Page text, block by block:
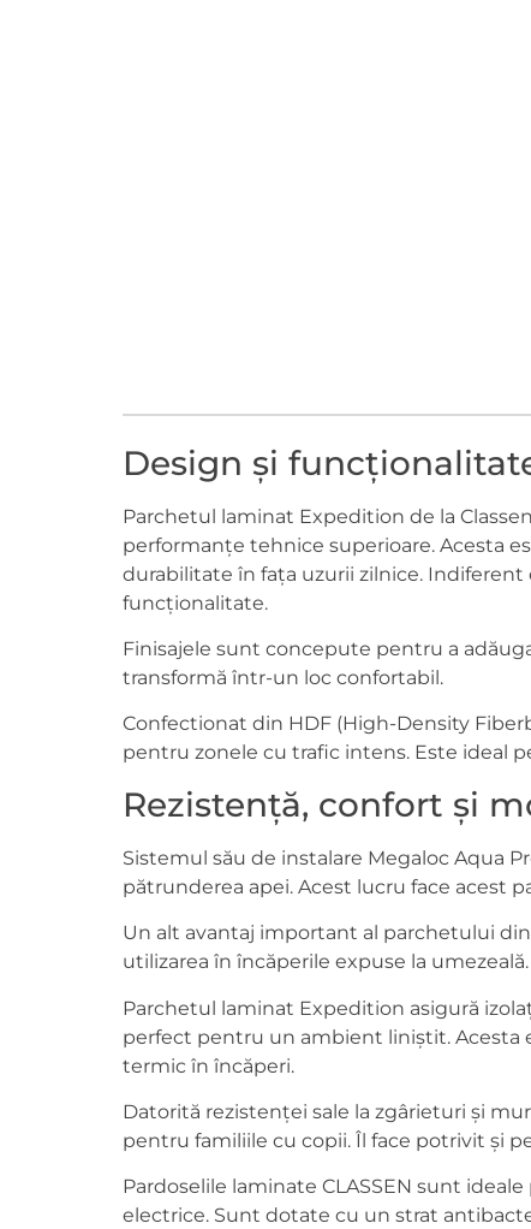
Design și
Parchetul laminat Expedition de la
performanțe tehnice superioare. Acesta
durabilitate în fața uzurii zilnice.
funcționalitate.
Finisajele sunt concepute pentru a
transformă într-un loc confortabil.
Confectionat din HDF (High-Density
pentru zonele cu trafic intens. Este ideal
Rezistență, confort și
Sistemul său de instalare Megaloc Aqua
pătrunderea apei. Acest lucru face acest
Un alt avantaj important al parchetului
utilizarea în încăperile expuse la
Parchetul laminat Expedition asigură
perfect pentru un ambient liniștit. Acesta
termic în încăperi.
Datorită rezistenței sale la zgârieturi și
pentru familiile cu copii. Îl face potrivit și
Pardoselile laminate CLASSEN sunt
electrice. Sunt dotate cu un strat